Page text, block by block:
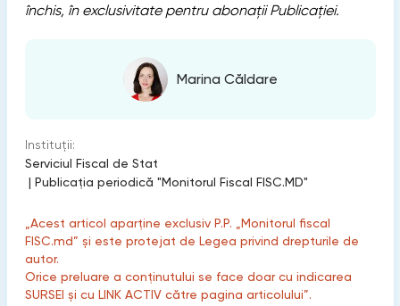
închis, în exclusivitate pentru abonații Publicației.
Marina Căldare
Instituții:
Serviciul Fiscal de Stat
| Publicaţia periodică "Monitorul Fiscal FISC.MD"
„Acest articol aparține exclusiv P.P. „Monitorul fiscal
FISC.md” și este protejat de Legea privind drepturile de
autor.
Orice preluare a conținutului se face doar cu indicarea
SURSEI și cu LINK ACTIV către pagina articolului”.